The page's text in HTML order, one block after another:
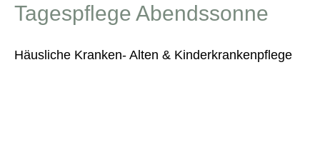
Tagespflege Abendssonne
Häusliche Kranken- Alten & Kinderkrankenpflege